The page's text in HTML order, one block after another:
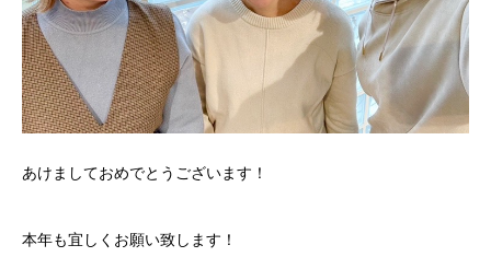
あけましておめでとうございます！
本年も宜しくお願い致します！